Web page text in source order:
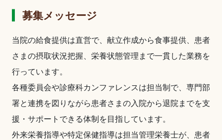
募集メッセージ
当院の給食提供は直営で、献立作成から食事提供、患者
さまの摂取状況把握、栄養状態管理まで一貫した業務を
行っています。
各種委員会や診療科カンファレンスは担当制で、専門部
署と連携を図りながら患者さまの入院から退院までを支
援・サポートできる体制を目指しています。
外来栄養指導や特定保健指導は担当管理栄養士が、患者